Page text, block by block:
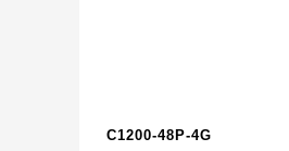
Dịch Vụ, Tư vấn
Hõ Trợ Tư Vấn kỹ
Giao hàng nhanh
Cho mượn thiết bị
C1200-48P-4G